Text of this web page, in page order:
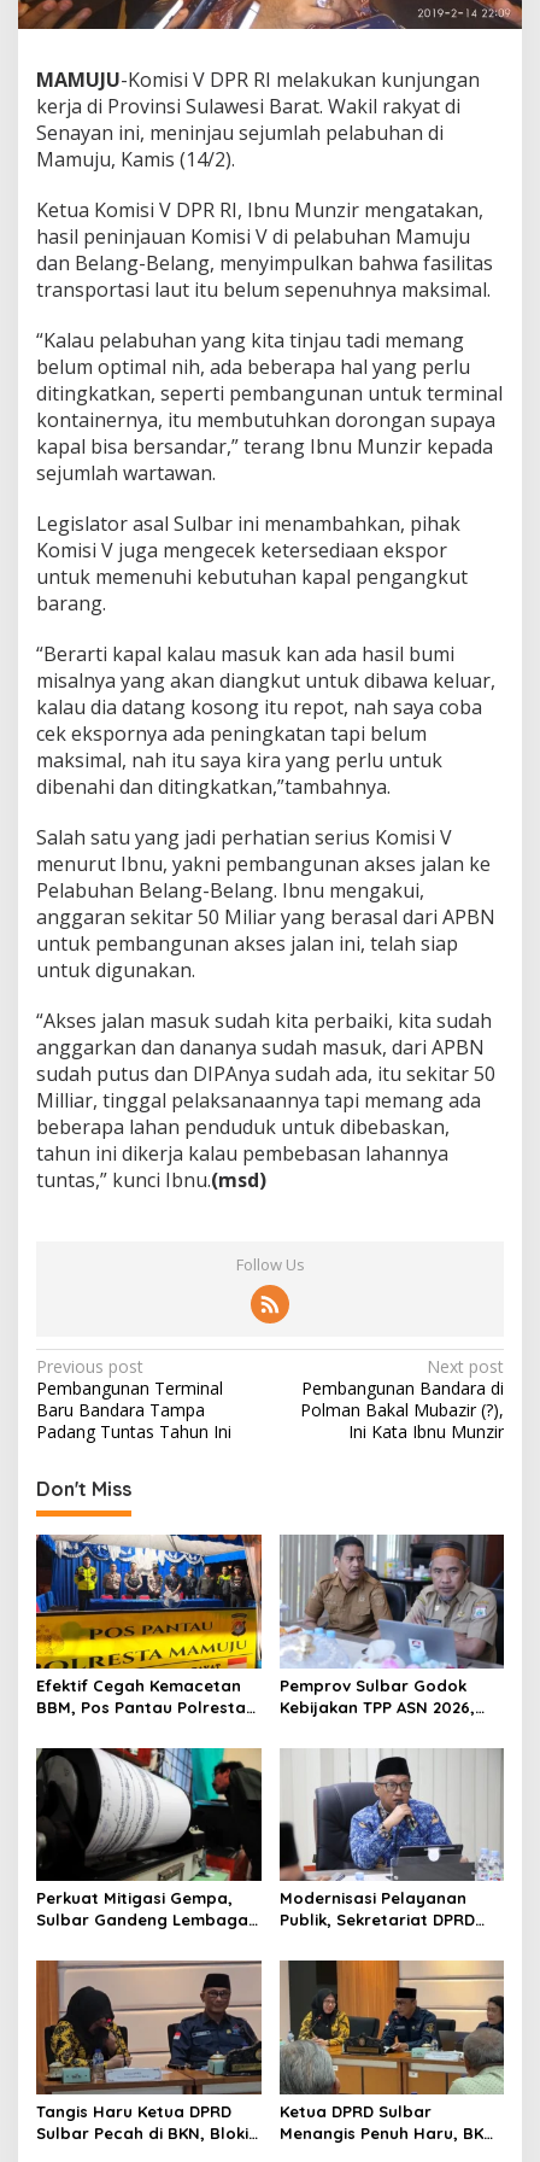
s
P
l
a
u
h
n
d
M
a
u
j
u
B
e
l
u
M
a
k
s
l
MAMUJU-Komisi V DPR RI melakukan kunjungan
kerja di Provinsi Sulawesi Barat. Wakil rakyat di
Senayan ini, meninjau sejumlah pelabuhan di
Mamuju, Kamis (14/2).
Ketua Komisi V DPR RI, Ibnu Munzir mengatakan,
hasil peninjauan Komisi V di pelabuhan Mamuju
dan Belang-Belang, menyimpulkan bahwa fasilitas
transportasi laut itu belum sepenuhnya maksimal.
“Kalau pelabuhan yang kita tinjau tadi memang
belum optimal nih, ada beberapa hal yang perlu
ditingkatkan, seperti pembangunan untuk terminal
kontainernya, itu membutuhkan dorongan supaya
kapal bisa bersandar,” terang Ibnu Munzir kepada
sejumlah wartawan.
Legislator asal Sulbar ini menambahkan, pihak
Komisi V juga mengecek ketersediaan ekspor
untuk memenuhi kebutuhan kapal pengangkut
barang.
“Berarti kapal kalau masuk kan ada hasil bumi
misalnya yang akan diangkut untuk dibawa keluar,
kalau dia datang kosong itu repot, nah saya coba
cek ekspornya ada peningkatan tapi belum
maksimal, nah itu saya kira yang perlu untuk
dibenahi dan ditingkatkan,”tambahnya.
Salah satu yang jadi perhatian serius Komisi V
menurut Ibnu, yakni pembangunan akses jalan ke
Pelabuhan Belang-Belang. Ibnu mengakui,
anggaran sekitar 50 Miliar yang berasal dari APBN
untuk pembangunan akses jalan ini, telah siap
untuk digunakan.
“Akses jalan masuk sudah kita perbaiki, kita sudah
anggarkan dan dananya sudah masuk, dari APBN
sudah putus dan DIPAnya sudah ada, itu sekitar 50
Milliar, tinggal pelaksanaannya tapi memang ada
beberapa lahan penduduk untuk dibebaskan,
tahun ini dikerja kalau pembebasan lahannya
tuntas,” kunci Ibnu.(msd)
Follow Us
P
o
s
t
n
a
v
i
g
a
t
i
o
n
Previous post
Pembangunan Terminal
Baru Bandara Tampa
Padang Tuntas Tahun Ini
Next post
Pembangunan Bandara di
Polman Bakal Mubazir (?),
Ini Kata Ibnu Munzir
Don't Miss
Efektif Cegah Kemacetan
BBM, Pos Pantau Polresta
SPBU Kali Mamuju
Pemprov Sulbar Godok
Kebijakan TPP ASN 2026,
Kemampuan Fiskal
Perkuat Mitigasi Gempa,
Sulbar Gandeng Lembaga
Seismometer Canggih di
Kantor Gubernur
Modernisasi Pelayanan
Publik, Sekretariat DPRD
Luncurkan Aplikasi SIPAKDE
Tangis Haru Ketua DPRD
Sulbar Pecah di BKN, Blokir
Ketua DPRD Sulbar
Menangis Penuh Haru, BKN